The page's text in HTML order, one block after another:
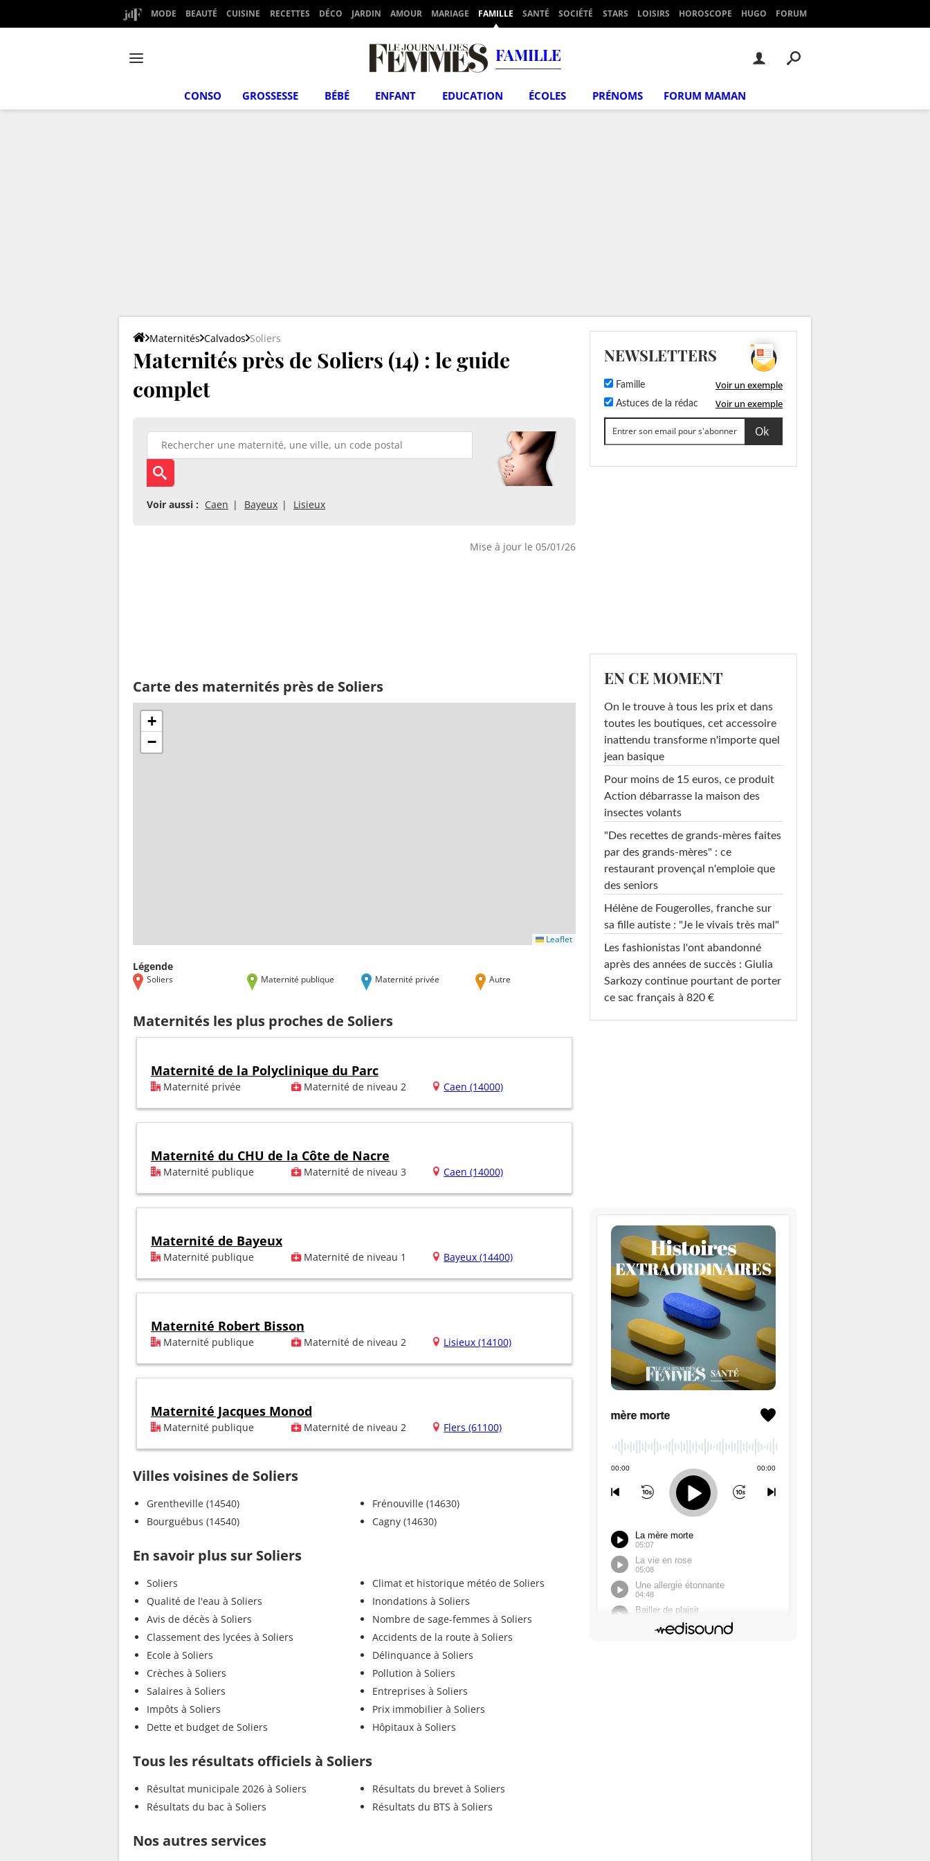
MODE BEAUTÉ CUISINE RECETTES DÉCO JARDIN AMOUR MARIAGE FAMILLE SANTÉ SOCIÉTÉ STARS LOISIRS HOROSCOPE HUGO FORUM
FAMILLE
CONSO GROSSESSE BÉBÉ ENFANT EDUCATION ÉCOLES PRÉNOMS FORUM MAMAN
Maternités Calvados Soliers
Maternités près de Soliers (14) : le guide
complet
Voir aussi : Caen Bayeux Lisieux
Mise à jour le 05/01/26
Carte des maternités près de Soliers
+
−
Leaflet
Légende
Soliers Maternité publique Maternité privée Autre
Maternités les plus proches de Soliers
Maternité de la Polyclinique du Parc
Maternité privée Maternité de niveau 2 Caen (14000)
Maternité du CHU de la Côte de Nacre
Maternité publique Maternité de niveau 3 Caen (14000)
Maternité de Bayeux
Maternité publique Maternité de niveau 1 Bayeux (14400)
Maternité Robert Bisson
Maternité publique Maternité de niveau 2 Lisieux (14100)
Maternité Jacques Monod
Maternité publique Maternité de niveau 2 Flers (61100)
Villes voisines de Soliers
Grentheville (14540)
Bourguébus (14540)
Frénouville (14630)
Cagny (14630)
En savoir plus sur Soliers
Soliers
Qualité de l'eau à Soliers
Avis de décès à Soliers
Classement des lycées à Soliers
Ecole à Soliers
Crèches à Soliers
Salaires à Soliers
Impôts à Soliers
Dette et budget de Soliers
Climat et historique météo de Soliers
Inondations à Soliers
Nombre de sage-femmes à Soliers
Accidents de la route à Soliers
Délinquance à Soliers
Pollution à Soliers
Entreprises à Soliers
Prix immobilier à Soliers
Hôpitaux à Soliers
Tous les résultats officiels à Soliers
Résultat municipale 2026 à Soliers
Résultats du bac à Soliers
Résultats du brevet à Soliers
Résultats du BTS à Soliers
Nos autres services
NEWSLETTERS
Famille Voir un exemple
Astuces de la rédac Voir un exemple
EN CE MOMENT
On le trouve à tous les prix et dans
toutes les boutiques, cet accessoire
inattendu transforme n'importe quel
jean basique
Pour moins de 15 euros, ce produit
Action débarrasse la maison des
insectes volants
"Des recettes de grands-mères faites
par des grands-mères" : ce
restaurant provençal n'emploie que
des seniors
Hélène de Fougerolles, franche sur
sa fille autiste : "Je le vivais très mal"
Les fashionistas l'ont abandonné
après des années de succès : Giulia
Sarkozy continue pourtant de porter
ce sac français à 820 €